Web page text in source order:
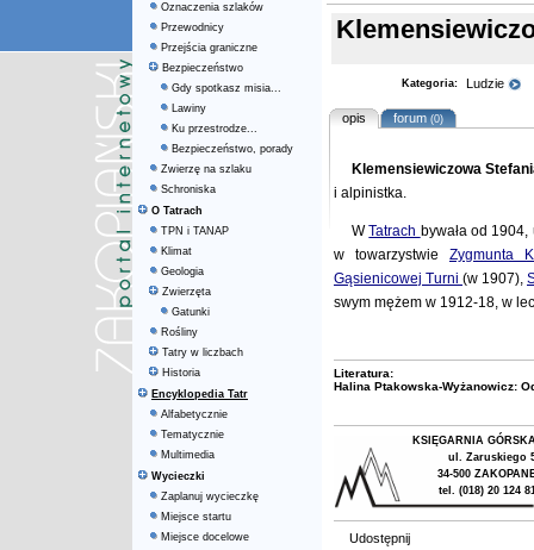
Oznaczenia szlaków
Przewodnicy
Przejścia graniczne
Bezpieczeństwo
Gdy spotkasz misia...
Lawiny
Ku przestrodze...
Bezpieczeństwo, porady
Zwierzę na szlaku
Schroniska
O Tatrach
TPN i TANAP
Klimat
Geologia
Zwierzęta
Gatunki
Rośliny
Tatry w liczbach
Historia
Encyklopedia Tatr
Alfabetycznie
Tematycznie
Multimedia
Wycieczki
Zaplanuj wycieczkę
Miejsce startu
Miejsce docelowe
Kategoria: Ludzie
opis forum(0)
Klemensiewiczowa
i alpinistka.
WTatrach bywała od
w towarzystwie Zygmunta
Gąsienicowej Turni (w 1907),
swym mężem w 1912-18, w
Literatura:
Halina Ptakowska-Wyżanowicz:
KSIĘGARNIA
ul. Zaruskiego
34-500
tel. (018) 20 124
Udostępnij